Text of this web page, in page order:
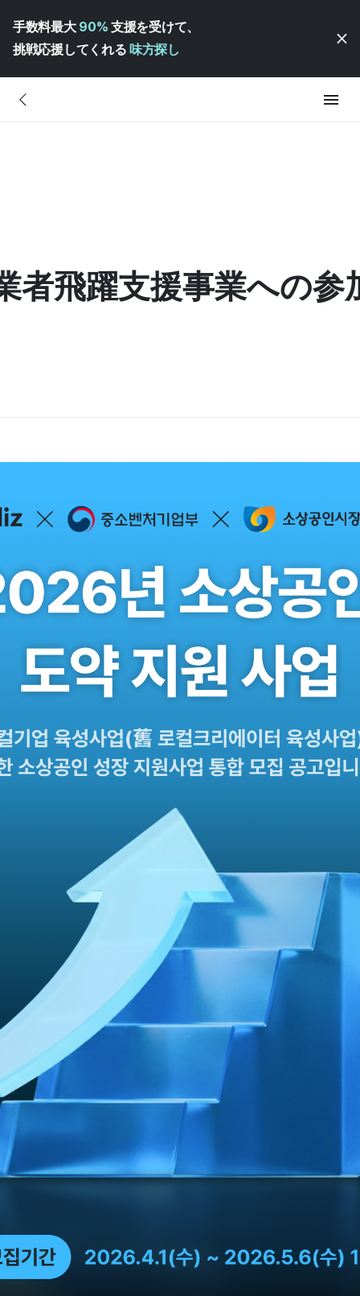
手数料最大 90% 支援を受けて、
挑戦応援してくれる 味方探し
者飛躍支援事業への参